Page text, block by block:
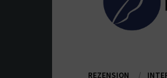
REZENSION